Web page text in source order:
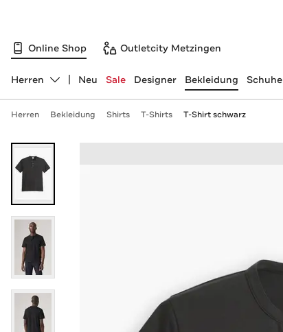
Online Shop Outletcity Metzingen
Abteilung ändern, ausgewählt:
Herren Neu Sale Designer Bekleidung Schuhe
Herren Bekleidung Shirts T-Shirts T-Shirt schwarz